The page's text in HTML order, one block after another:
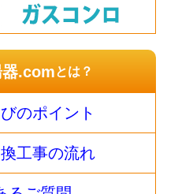
.comとは？
のポイント
工事の流れ